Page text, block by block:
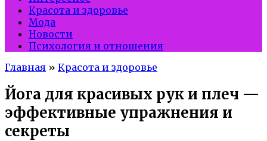
Красота и здоровье
Мода
Новости
Психология и отношения
Главная » Красота и здоровье
Йога для красивых рук и плеч —
эффективные упражнения и
секреты